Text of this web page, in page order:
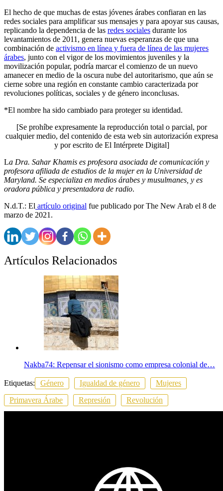
El hecho de que muchas de estas jóvenes árabes confiaran en las
redes sociales para amplificar sus mensajes y para apoyar sus causas,
replicando la dependencia de las redes sociales durante los
levantamientos de 2011, genera nuevas esperanzas de que una
combinación de activismo en línea y fuera de línea de las mujeres
árabes, junto con el vigor de los movimientos juveniles y la
movilización popular, podría marcar el comienzo de un nuevo
amanecer en medio de la oscura nube del autoritarismo, que aún se
cierne sobre una región en constante cambio caracterizada por
revoluciones políticas, sociales y de género inconclusas.
*El nombre ha sido cambiado para proteger su identidad.
[Se prohíbe expresamente la reproducción total o parcial, por
cualquier medio, del contenido de esta web sin autorización expresa
y por escrito de El Intérprete Digital]
La Dra. Sahar Khamis es profesora asociada de comunicación y
profesora afiliada de estudios de la mujer en la Universidad de
Maryland. Se especializa en medios árabes y musulmanes, y es
oradora pública y presentadora de radio.
N.d.T.: El artículo original fue publicado por The New Arab el 8 de
marzo de 2021.
Artículos Relacionados
Nakba74: Repensar el sionismo como empresa colonial de…
Etiquetas: Género Igualdad de género
Mujeres
Primavera Árabe
Represión Revolución